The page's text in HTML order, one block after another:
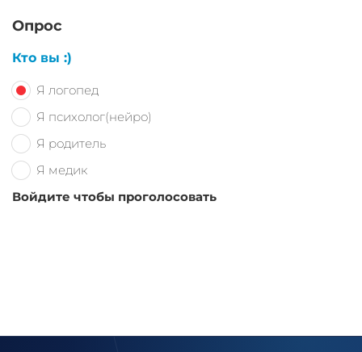
Опрос
Кто вы :)
Я логопед
Я психолог(нейро)
Я родитель
Я медик
Войдите чтобы проголосовать